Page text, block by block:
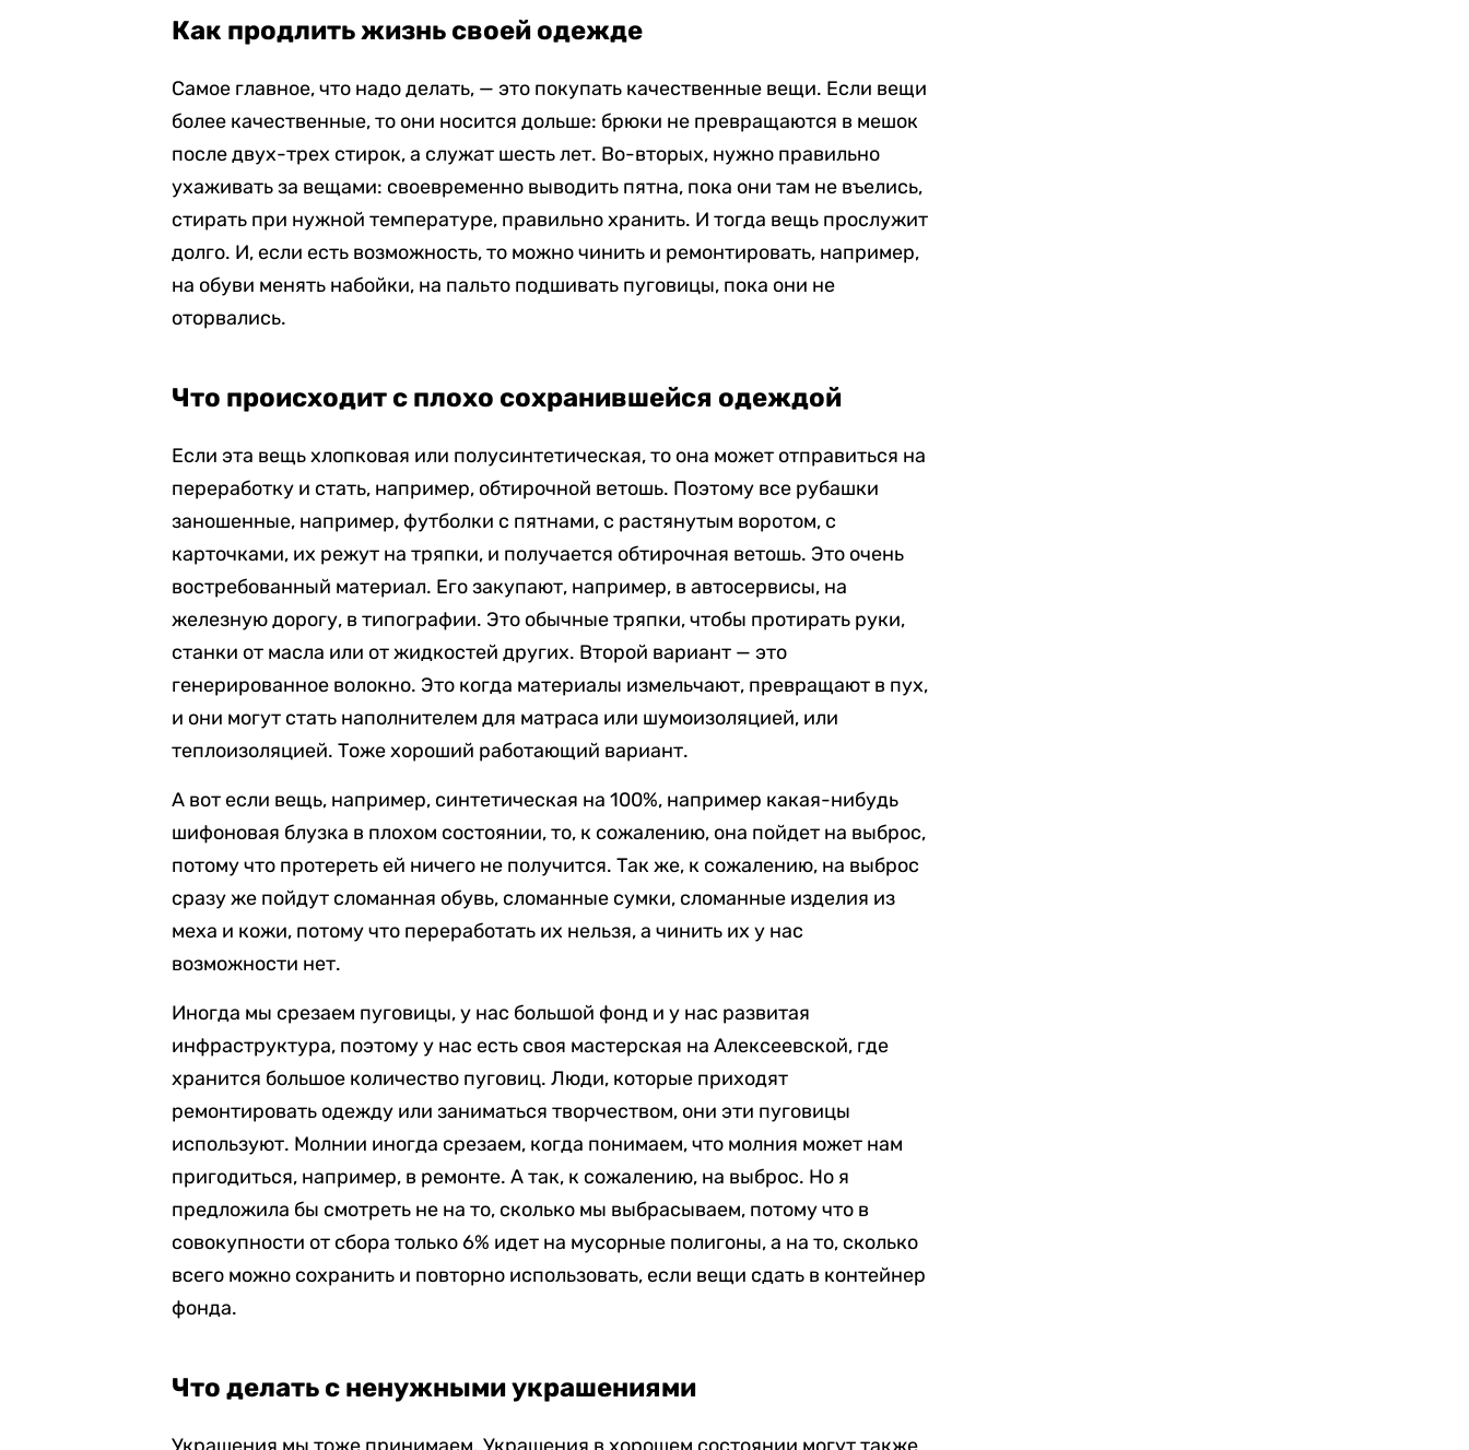
Как продлить жизнь своей одежде
Самое главное, что надо делать, — это покупать качественные вещи. Если вещи
более качественные, то они носится дольше: брюки не превращаются в мешок
после двух-трех стирок, а служат шесть лет. Во-вторых, нужно правильно
ухаживать за вещами: своевременно выводить пятна, пока они там не въелись,
стирать при нужной температуре, правильно хранить. И тогда вещь прослужит
долго. И, если есть возможность, то можно чинить и ремонтировать, например,
на обуви менять набойки, на пальто подшивать пуговицы, пока они не
оторвались.
Что происходит с плохо сохранившейся одеждой
Если эта вещь хлопковая или полусинтетическая, то она может отправиться на
переработку и стать, например, обтирочной ветошь. Поэтому все рубашки
заношенные, например, футболки с пятнами, с растянутым воротом, с
карточками, их режут на тряпки, и получается обтирочная ветошь. Это очень
востребованный материал. Его закупают, например, в автосервисы, на
железную дорогу, в типографии. Это обычные тряпки, чтобы протирать руки,
станки от масла или от жидкостей других. Второй вариант — это
генерированное волокно. Это когда материалы измельчают, превращают в пух,
и они могут стать наполнителем для матраса или шумоизоляцией, или
теплоизоляцией. Тоже хороший работающий вариант.
А вот если вещь, например, синтетическая на 100%, например какая-нибудь
шифоновая блузка в плохом состоянии, то, к сожалению, она пойдет на выброс,
потому что протереть ей ничего не получится. Так же, к сожалению, на выброс
сразу же пойдут сломанная обувь, сломанные сумки, сломанные изделия из
меха и кожи, потому что переработать их нельзя, а чинить их у нас
возможности нет.
Иногда мы срезаем пуговицы, у нас большой фонд и у нас развитая
инфраструктура, поэтому у нас есть своя мастерская на Алексеевской, где
хранится большое количество пуговиц. Люди, которые приходят
ремонтировать одежду или заниматься творчеством, они эти пуговицы
используют. Молнии иногда срезаем, когда понимаем, что молния может нам
пригодиться, например, в ремонте. А так, к сожалению, на выброс. Но я
предложила бы смотреть не на то, сколько мы выбрасываем, потому что в
совокупности от сбора только 6% идет на мусорные полигоны, а на то, сколько
всего можно сохранить и повторно использовать, если вещи сдать в контейнер
фонда.
Что делать с ненужными украшениями